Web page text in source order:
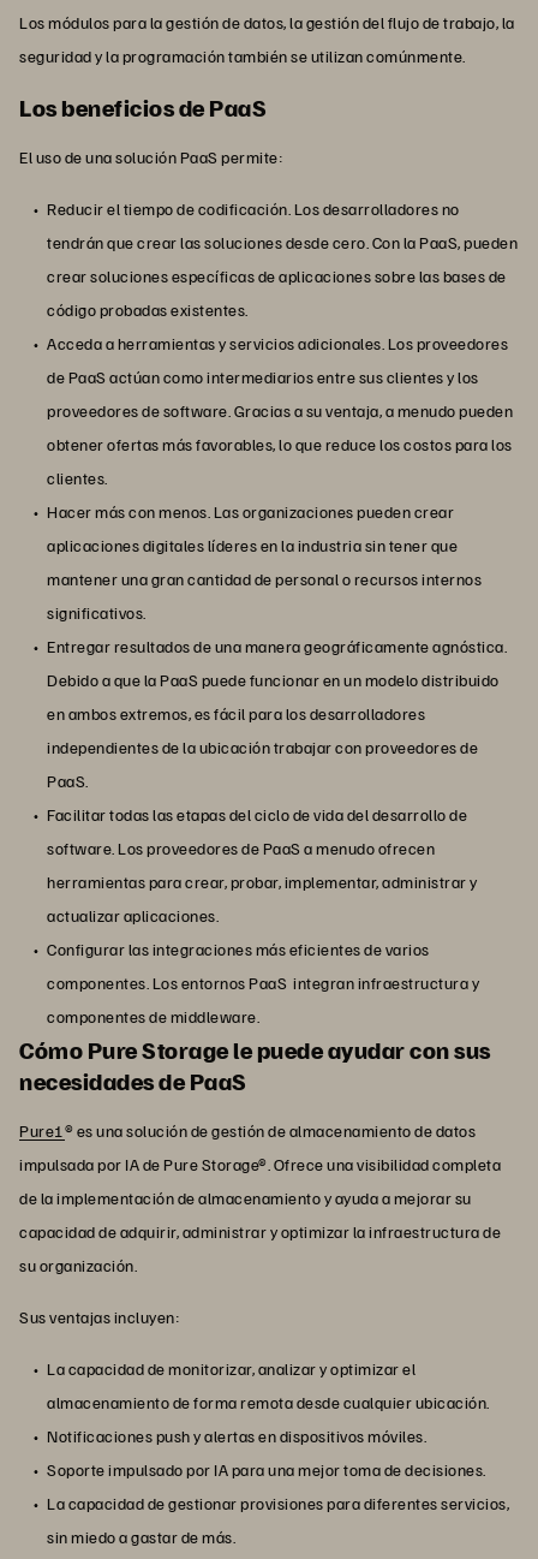
Los módulos para la gestión de datos, la gestión del flujo de trabajo, la
seguridad y la programación también se utilizan comúnmente.
Los beneficios de PaaS
El uso de una solución PaaS permite:
Reducir el tiempo de codificación. Los desarrolladores no
tendrán que crear las soluciones desde cero. Con la PaaS, pueden
crear soluciones específicas de aplicaciones sobre las bases de
código probadas existentes.
Acceda a herramientas y servicios adicionales. Los proveedores
de PaaS actúan como intermediarios entre sus clientes y los
proveedores de software. Gracias a su ventaja, a menudo pueden
obtener ofertas más favorables, lo que reduce los costos para los
clientes.
Hacer más con menos. Las organizaciones pueden crear
aplicaciones digitales líderes en la industria sin tener que
mantener una gran cantidad de personal o recursos internos
significativos.
Entregar resultados de una manera geográficamente agnóstica.
Debido a que la PaaS puede funcionar en un modelo distribuido
en ambos extremos, es fácil para los desarrolladores
independientes de la ubicación trabajar con proveedores de
PaaS.
Facilitar todas las etapas del ciclo de vida del desarrollo de
software. Los proveedores de PaaS a menudo ofrecen
herramientas para crear, probar, implementar, administrar y
actualizar aplicaciones.
Configurar las integraciones más eficientes de varios
componentes. Los entornos PaaS integran infraestructura y
componentes de middleware.
Cómo Pure Storage le puede ayudar con sus
necesidades de PaaS
Pure1 ® es una solución de gestión de almacenamiento de datos
impulsada por IA de Pure Storage®. Ofrece una visibilidad completa
de la implementación de almacenamiento y ayuda a mejorar su
capacidad de adquirir, administrar y optimizar la infraestructura de
su organización.
Sus ventajas incluyen:
La capacidad de monitorizar, analizar y optimizar el
almacenamiento de forma remota desde cualquier ubicación.
Notificaciones push y alertas en dispositivos móviles.
Soporte impulsado por IA para una mejor toma de decisiones.
La capacidad de gestionar provisiones para diferentes servicios,
sin miedo a gastar de más.